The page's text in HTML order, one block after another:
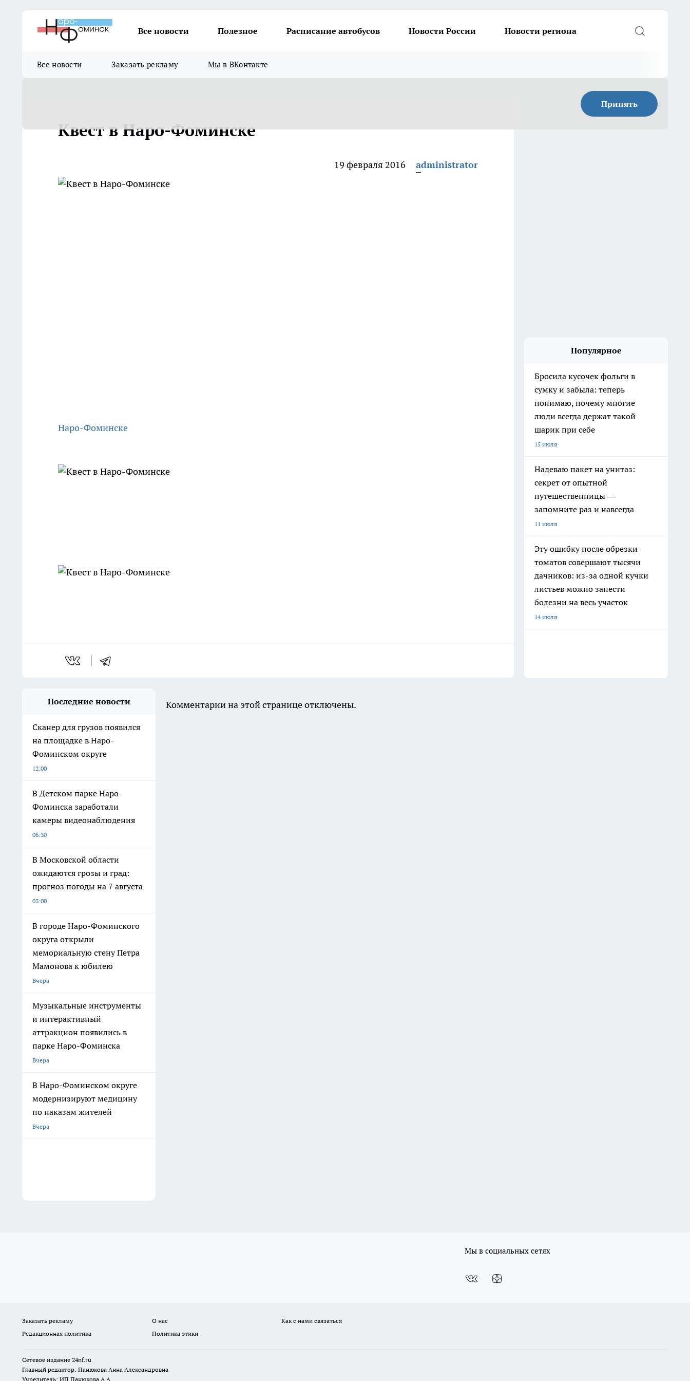
Все новости Полезное Расписание автобусов Новости России Новости региона
Все новости Заказать рекламу Мы в ВКонтакте
Принять
Квест в Наро-Фоминске
19 февраля 2016 administrator
Наро-Фоминске
Популярное
Бросила кусочек фольги в
сумку и забыла: теперь
понимаю, почему многие
люди всегда держат такой
шарик при себе
15 июля
Надеваю пакет на унитаз:
секрет от опытной
путешественницы —
запомните раз и навсегда
11 июля
Эту ошибку после обрезки
томатов совершают тысячи
дачников: из-за одной кучки
листьев можно занести
болезни на весь участок
14 июля
Последние новости
Сканер для грузов появился
на площадке в Наро-
Фоминском округе
12:00
В Детском парке Наро-
Фоминска заработали
камеры видеонаблюдения
06:30
В Московской области
ожидаются грозы и град:
прогноз погоды на 7 августа
03:00
В городе Наро-Фоминского
округа открыли
мемориальную стену Петра
Мамонова к юбилею
Вчера
Музыкальные инструменты
и интерактивный
аттракцион появились в
парке Наро-Фоминска
Вчера
В Наро-Фоминском округе
модернизируют медицину
по наказам жителей
Вчера
Комментарии на этой странице отключены.
Мы в социальных сетях
Заказать рекламу О нас
Как с нами связаться
Редакционная политика
Политика этики
Сетевое издание 24nf.ru
Главный редактор: Панюкова Анна Александровна
Учредитель: ИП Панюкова А.А.